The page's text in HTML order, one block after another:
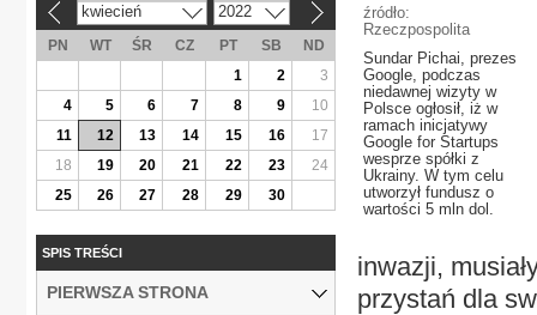
źródło:
Rzeczpospolita
Sundar Pichai, prezes
Google, podczas
niedawnej wizyty w
Polsce ogłosił, iż w
ramach inicjatywy
Google for Startups
wesprze spółki z
Ukrainy. W tym celu
utworzył fundusz o
wartości 5 mln dol.
inwazji,
przystań dla
kwiecień 2022
PN WT ŚR CZ PT SB
ND
1
2
3
4
5 6 7 8 9
10
11
12 13 14 15 16
17
18
19 20 21 22 23
24
25
26 27 28 29 30
SPIS TREŚCI
PIERWSZA STRONA